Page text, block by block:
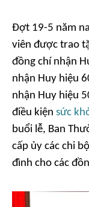
Đợt 19-5 năm
viên được trao
đồng chí nhận
nhận Huy hiệu
nhận Huy hiệu
điều kiện sức
buổi lễ, Ban
cấp ủy các chi
đình cho các